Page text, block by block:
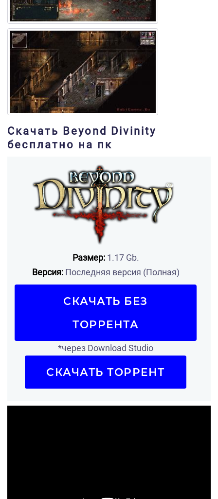
Скачать Beyond Divinity
бесплатно на пк
Размер:1.17 Gb.
Версия:Последняя версия (Полная)
СКАЧАТЬ БЕЗ
ТОРРЕНТА
*через Download Studio
СКАЧАТЬ ТОРРЕНТ